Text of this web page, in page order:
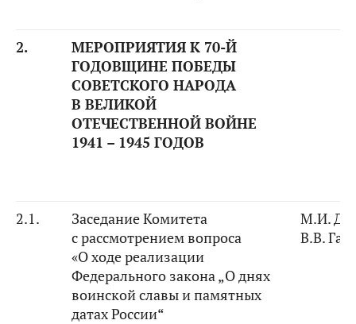
2. МЕРОПРИЯТИЯ К 70-Й
ГОДОВЩИНЕ ПОБЕДЫ
СОВЕТСКОГО НАРОДА
В ВЕЛИКОЙ
ОТЕЧЕСТВЕННОЙ ВОЙНЕ
1941 – 1945 ГОДОВ
2.1.
Заседание Комитета
с рассмотрением вопроса
«О ходе реализации
Федерального закона„О днях
воинской славы ипамятных
датахРоссии“
М.И.
В.В.